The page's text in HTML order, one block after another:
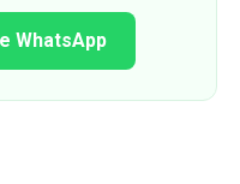
WhatsApp